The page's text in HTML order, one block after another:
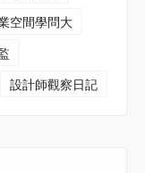
空間學問大
設計師觀察日記